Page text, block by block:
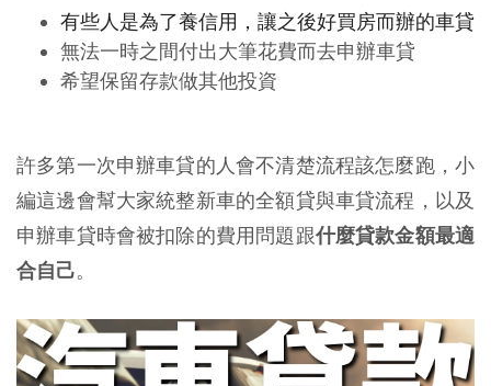
有些人是為了養信用，讓之後好買房而辦的車貸
無法一時之間付出大筆花費而去申辦車貸
希望保留存款做其他投資
許多第一次申辦車貸的人會不清楚流程該怎麼跑，小
編這邊會幫大家統整新車的全額貸與車貸流程，以及
申辦車貸時會被扣除的費用問題跟什麼貸款金額最適
合自己。